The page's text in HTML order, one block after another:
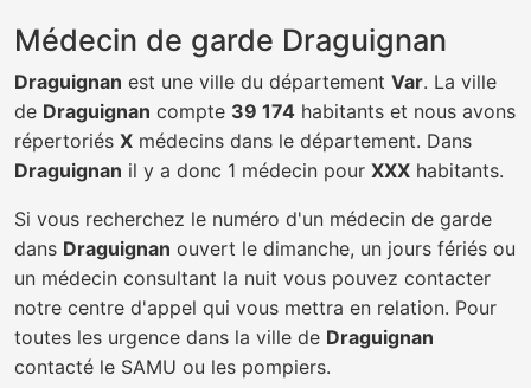
Médecin de garde Draguignan
Draguignan est une ville du département Var. La ville
de Draguignan compte 39 174 habitants et nous avons
répertoriés X médecins dans le département. Dans
Draguignan il y a donc 1 médecin pour XXX habitants.
Si vous recherchez le numéro d'un médecin de garde
dans Draguignan ouvert le dimanche, un jours fériés ou
un médecin consultant la nuit vous pouvez contacter
notre centre d'appel qui vous mettra en relation. Pour
toutes les urgence dans la ville de Draguignan
contacté le SAMU ou les pompiers.